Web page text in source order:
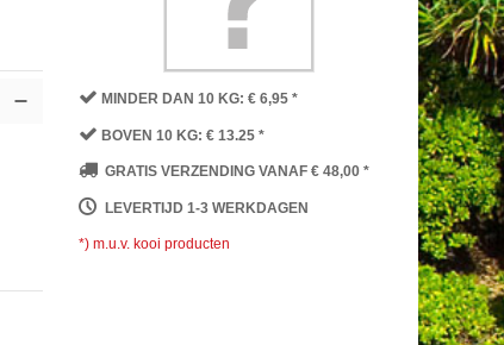
MINDER DAN 10 KG: € 6,95 *
BOVEN 10 KG: € 13.25 *
GRATIS VERZENDING VANAF € 48,00 *
LEVERTIJD 1-3 WERKDAGEN
*) m.u.v. kooi producten